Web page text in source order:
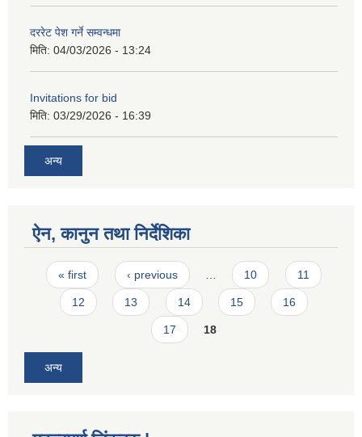
दररेट पेश गर्ने सम्वन्धमा
मिति: 04/03/2026 - 13:24
Invitations for bid
मिति: 03/29/2026 - 16:39
अन्य
ऐन, कानुन तथा निर्देशिका
Pages
« first ‹ previous … 10 11
12 13 14 15 16
17 18
अन्य